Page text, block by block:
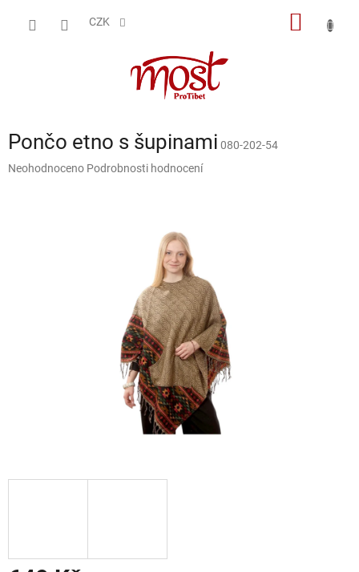
CZK
Pončo etno s šupinami 080-202-54
Průměrné
Neohodnoceno Podrobnosti hodnocení